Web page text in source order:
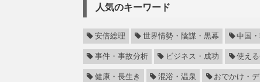
人気のキーワード
安倍総理 世界情勢・陰謀・黒幕 中国
事件・事故分析 ビジネス・成功 使え
健康・長生き 混浴・温泉 おでかけ・